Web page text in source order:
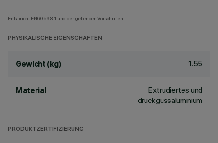
Entspricht EN60598-1 und den geltenden Vorschriften.
PHYSIKALISCHE EIGENSCHAFTEN
Gewicht (kg) 1.55
Material
Extrudiertes und
druckgussaluminium
PRODUKTZERTIFIZIERUNG